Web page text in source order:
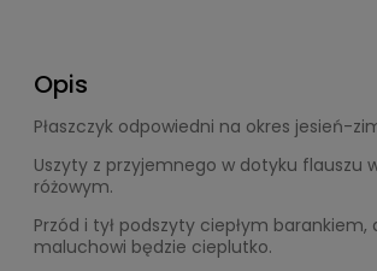
Opis
Płaszczyk odpowiedni na okres jesień-
Uszyty z przyjemnego w dotyku flauszu
różowym.
Przód i tył podszyty ciepłym barankiem,
maluchowi będzie cieplutko.